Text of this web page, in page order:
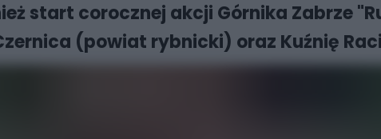
start corocznej akcji Górnika Zabrze
(powiat rybnicki) oraz Kuźnię